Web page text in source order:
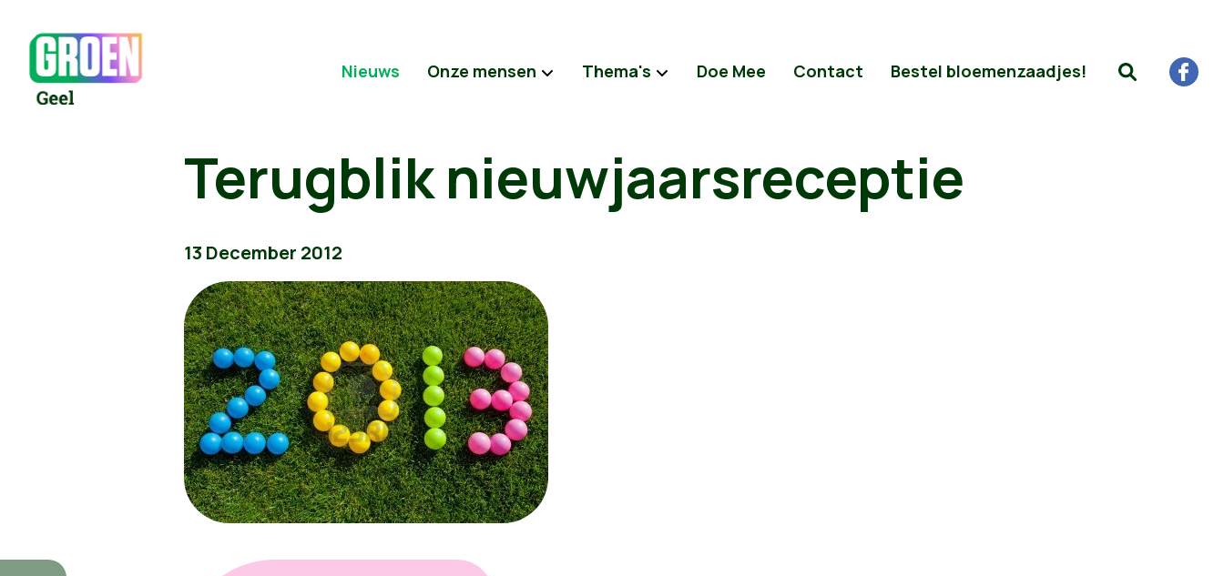
Nieuws Onze mensen Thema's Doe Mee Contact Bestel bloemenzaadjes!
Terugblik nieuwjaarsreceptie
13 December 2012